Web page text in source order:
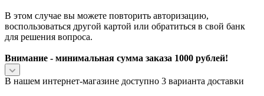
В этом случае вы можете повторить авторизацию,
воспользоваться другой картой или обратиться в свой банк
для решения вопроса.
Внимание - минимальная сумма заказа 1000 рублей!
В нашем интернет-магазине доступно 3 варианта доставки